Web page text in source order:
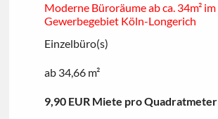
Moderne Büroräume ab ca. 34m² im
Gewerbegebiet Köln-Longerich
Einzelbüro(s)
ab 34,66 m²
9,90 EUR Miete pro Quadratmeter